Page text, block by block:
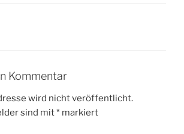
Kommentar
wird nicht veröffentlicht.
sind mit* markiert